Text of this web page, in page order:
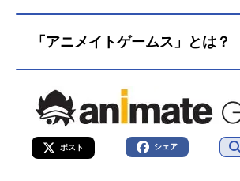
「アニメイトゲームス」とは？
ポスト シェア